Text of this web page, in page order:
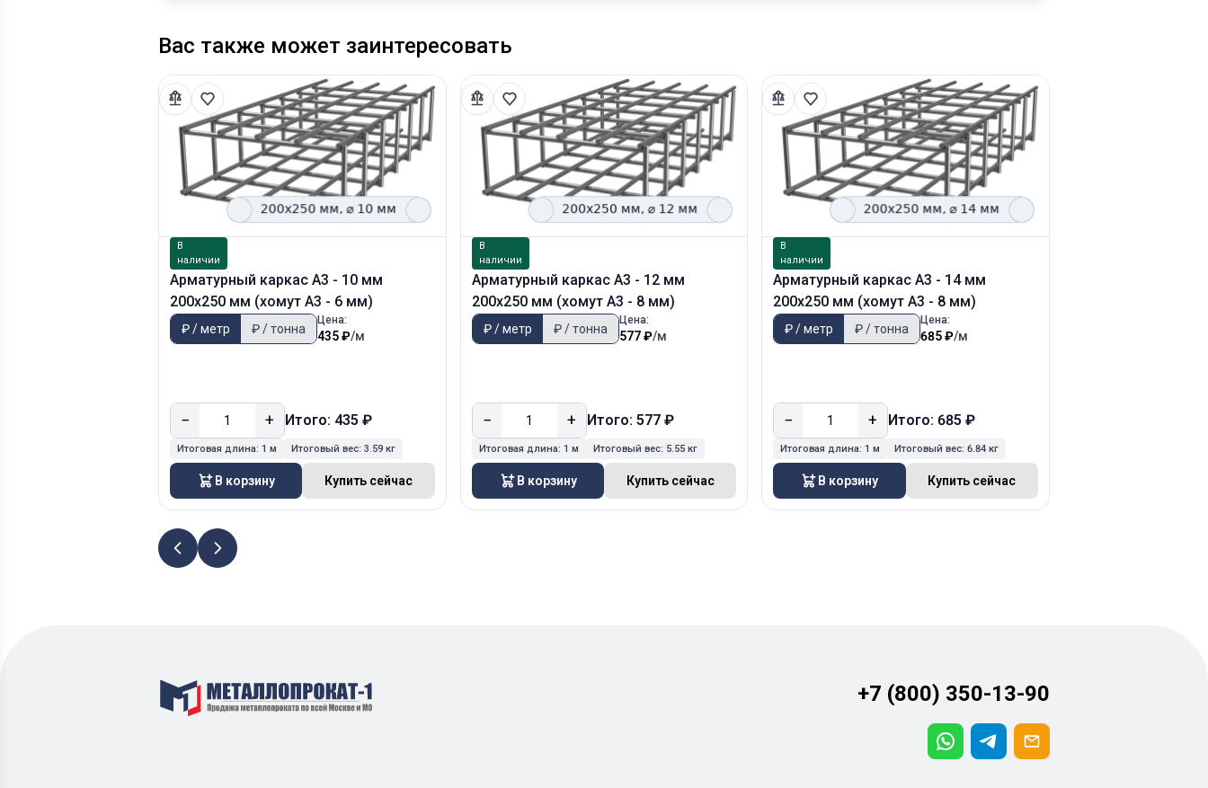
Вас также может заинтересовать
В
наличии
Арматурный каркас А3 - 10 мм
200х250 мм (хомут А3 - 6 мм)
₽ / метр ₽ / тонна
Цена:
435 ₽/м
− + Итого: 435 ₽
Итоговая длина: 1 м Итоговый вес: 3.59 кг
В корзину Купить сейчас
В
наличии
Арматурный каркас А3 - 12 мм
200х250 мм (хомут А3 - 8 мм)
₽ / метр ₽ / тонна
Цена:
577 ₽/м
− + Итого: 577 ₽
Итоговая длина: 1 м Итоговый вес: 5.55 кг
В корзину Купить сейчас
В
наличии
Арматурный каркас А3 - 14 мм
200х250 мм (хомут А3 - 8 мм)
₽ / метр ₽ / тонна
Цена:
685 ₽/м
− + Итого: 685 ₽
Итоговая длина:1 м Итоговый вес:6.84 кг
В корзину Купить сейчас
+7 (800) 350-13-90